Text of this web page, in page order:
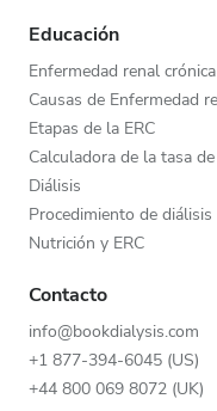
Educación
Enfermedad renal crónica
Causas de Enfermedad
Etapas de la ERC
Calculadora de la tasa
Diálisis
Procedimiento de diálisis
Nutrición y ERC
Contacto
info@bookdialysis.com
+1 877-394-6045 (US)
+44 800 069 8072 (UK)